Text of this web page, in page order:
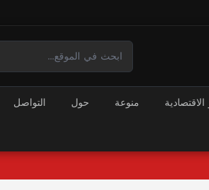
الاقتصادية منوعة حول التواصل